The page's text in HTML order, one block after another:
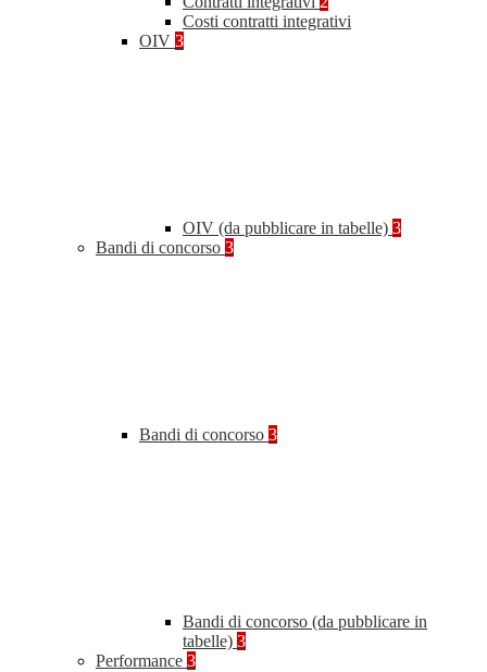
Costi contratti integrativi
OIV 3
OIV (da pubblicare in tabelle) 3
Bandi di concorso 3
Bandi di concorso 3
Bandi di concorso (da pubblicare in
tabelle) 3
Performance 3